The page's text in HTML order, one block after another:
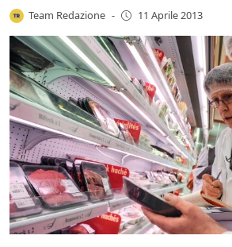
Team Redazione - 11 Aprile 2013